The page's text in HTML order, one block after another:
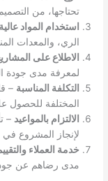
تحتاجها، من
استخدام المواد
الري، والمعدات
الاطلاع على
لمعرفة مدى جودة
التكلفة المناسبة –
المختلفة للحصول
الالتزام بالمواعيد –
لإنجاز المشروع
خدمة العملاء
مدى رضاهم عن